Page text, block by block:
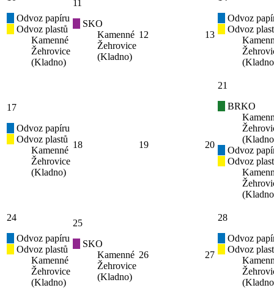
Odvoz papíru
Odvoz plastů
Kamenné
Žehrovice
(Kladno)
11
SKO
Kamenné
Žehrovice
(Kladno)
12 13
Odvoz
Odvoz
17
Odvoz papíru
Odvoz plastů
Kamenné
Žehrovice
(Kladno)
18 19 20
21
BRKO
Odvoz
Odvoz
24
Odvoz papíru
Odvoz plastů
Kamenné
Žehrovice
(Kladno)
25
SKO
Kamenné
Žehrovice
(Kladno)
26 27
28
Odvoz
Odvoz